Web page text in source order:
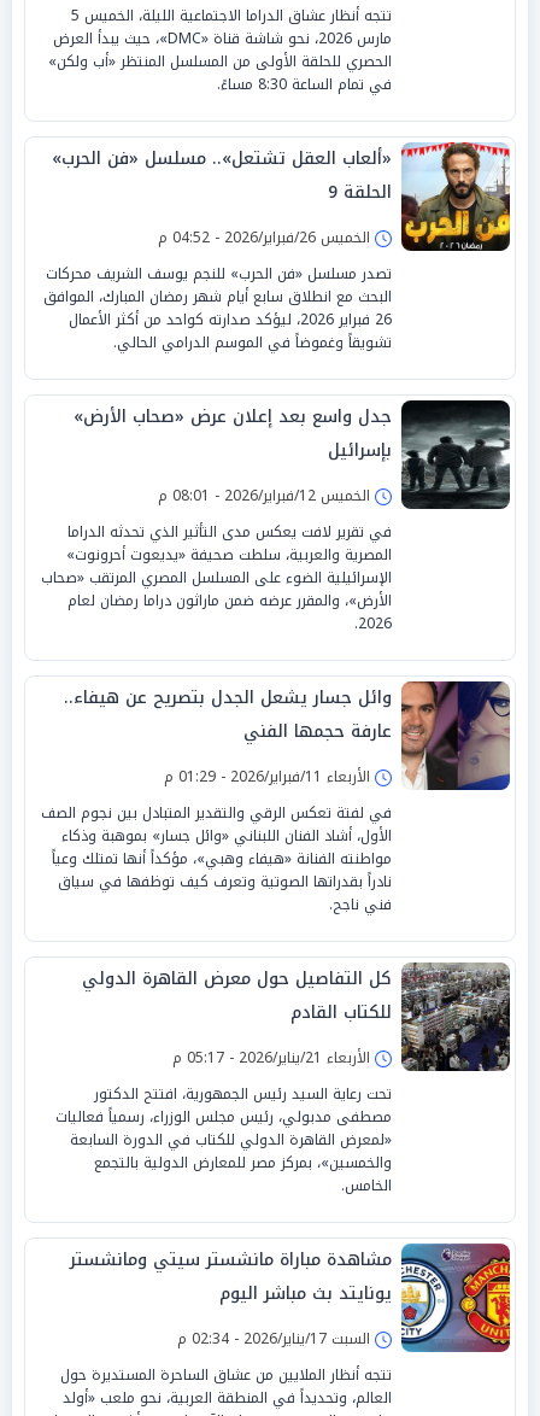
تتجه أنظار عشاق الدراما الاجتماعية الليلة، الخميس 5
مارس 2026، نحو شاشة قناة «DMC»، حيث يبدأ العرض
الحصري للحلقة الأولى من المسلسل المنتظر «أب ولكن»
في تمام الساعة 8:30 مساءً.
«ألعاب العقل تشتعل».. مسلسل «فن الحرب»
الحلقة 9
الخميس 26/فبراير/2026 - 04:52 م
تصدر مسلسل «فن الحرب» للنجم يوسف الشريف محركات
البحث مع انطلاق سابع أيام شهر رمضان المبارك، الموافق
26 فبراير 2026، ليؤكد صدارته كواحد من أكثر الأعمال
تشويقاً وغموضاً في الموسم الدرامي الحالي.
جدل واسع بعد إعلان عرض «صحاب الأرض»
بإسرائيل
الخميس 12/فبراير/2026 - 08:01 م
في تقرير لافت يعكس مدى التأثير الذي تحدثه الدراما
المصرية والعربية، سلطت صحيفة «يديعوت أحرونوت»
الإسرائيلية الضوء على المسلسل المصري المرتقب «صحاب
الأرض»، والمقرر عرضه ضمن ماراثون دراما رمضان لعام
2026.
وائل جسار يشعل الجدل بتصريح عن هيفاء..
عارفة حجمها الفني
الأربعاء 11/فبراير/2026 - 01:29 م
في لفتة تعكس الرقي والتقدير المتبادل بين نجوم الصف
الأول، أشاد الفنان اللبناني «وائل جسار» بموهبة وذكاء
مواطنته الفنانة «هيفاء وهبي»، مؤكداً أنها تمتلك وعياً
نادراً بقدراتها الصوتية وتعرف كيف توظفها في سياق
فني ناجح.
كل التفاصيل حول معرض القاهرة الدولي
للكتاب القادم
الأربعاء 21/يناير/2026 - 05:17 م
تحت رعاية السيد رئيس الجمهورية، افتتح الدكتور
مصطفى مدبولي، رئيس مجلس الوزراء، رسمياً فعاليات
«لمعرض القاهرة الدولي للكتاب في الدورة السابعة
والخمسين»، بمركز مصر للمعارض الدولية بالتجمع
الخامس.
مشاهدة مباراة مانشستر سيتي ومانشستر
يونايتد بث مباشر اليوم
السبت 17/يناير/2026 - 02:34 م
تتجه أنظار الملايين من عشاق الساحرة المستديرة حول
العالم، وتحديداً في المنطقة العربية، نحو ملعب «أولد